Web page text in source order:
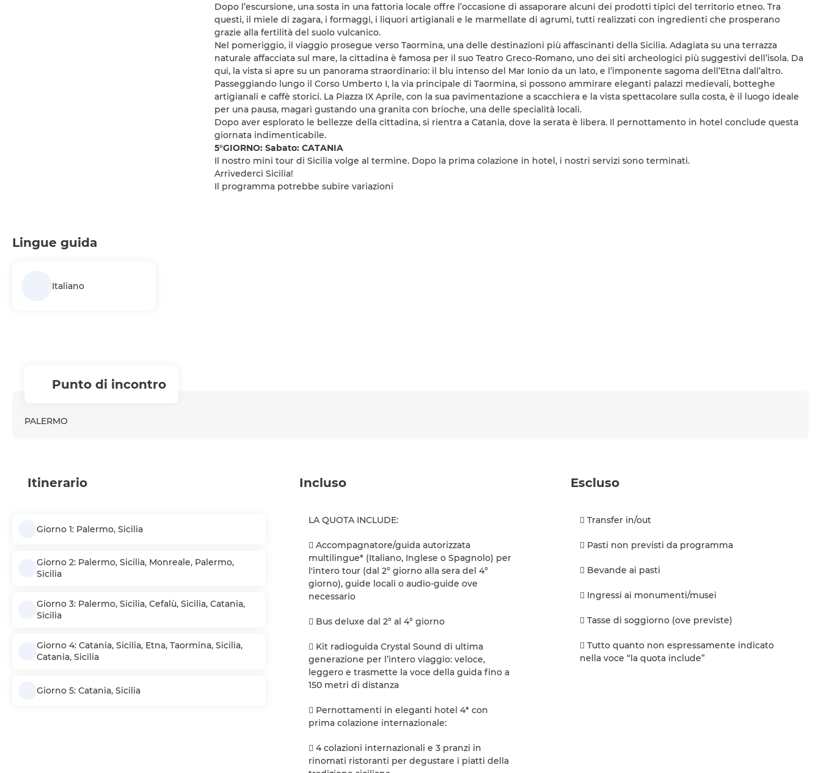
Dopo l’escursione, una sosta in una fattoria locale offre l’occasione di assaporare alcuni dei prodotti tipici del territorio etneo. Tra
questi, il miele di zagara, i formaggi, i liquori artigianali e le marmellate di agrumi, tutti realizzati con ingredienti che prosperano
grazie alla fertilità del suolo vulcanico.
Nel pomeriggio, il viaggio prosegue verso Taormina, una delle destinazioni più affascinanti della Sicilia. Adagiata su una terrazza
naturale affacciata sul mare, la cittadina è famosa per il suo Teatro Greco-Romano, uno dei siti archeologici più suggestivi dell’isola. Da
qui, la vista si apre su un panorama straordinario: il blu intenso del Mar Ionio da un lato, e l’imponente sagoma dell’Etna dall’altro.
Passeggiando lungo il Corso Umberto I, la via principale di Taormina, si possono ammirare eleganti palazzi medievali, botteghe
artigianali e caffè storici. La Piazza IX Aprile, con la sua pavimentazione a scacchiera e la vista spettacolare sulla costa, è il luogo ideale
per una pausa, magari gustando una granita con brioche, una delle specialità locali.
Dopo aver esplorato le bellezze della cittadina, si rientra a Catania, dove la serata è libera. Il pernottamento in hotel conclude questa
giornata indimenticabile.
5°GIORNO: Sabato: CATANIA
Il nostro mini tour di Sicilia volge al termine. Dopo la prima colazione in hotel, i nostri servizi sono terminati.
Arrivederci Sicilia!
Il programma potrebbe subire variazioni
Lingue guida
Italiano
Punto di incontro
PALERMO
Itinerario
Giorno 1: Palermo, Sicilia
Giorno 2: Palermo, Sicilia, Monreale, Palermo,
Sicilia
Giorno 3: Palermo, Sicilia, Cefalù, Sicilia, Catania,
Sicilia
Giorno 4: Catania, Sicilia, Etna, Taormina, Sicilia,
Catania, Sicilia
Giorno 5: Catania, Sicilia
Incluso
LA QUOTA INCLUDE:
 Accompagnatore/guida autorizzata
multilingue* (Italiano, Inglese o Spagnolo) per
l'intero tour (dal 2° giorno alla sera del 4°
giorno), guide locali o audio-guide ove
necessario
 Bus deluxe dal 2° al 4° giorno
 Kit radioguida Crystal Sound di ultima
generazione per l’intero viaggio: veloce,
leggero e trasmette la voce della guida fino a
150 metri di distanza
 Pernottamenti in eleganti hotel 4* con
prima colazione internazionale:
 4 colazioni internazionali e 3 pranzi in
rinomati ristoranti per degustare i piatti della
Escluso
 Transfer in/out
 Pasti non previsti da programma
 Bevande ai pasti
 Ingressi ai monumenti/musei
 Tasse di soggiorno (ove previste)
 Tutto quanto non espressamente indicato
nella voce “la quota include”